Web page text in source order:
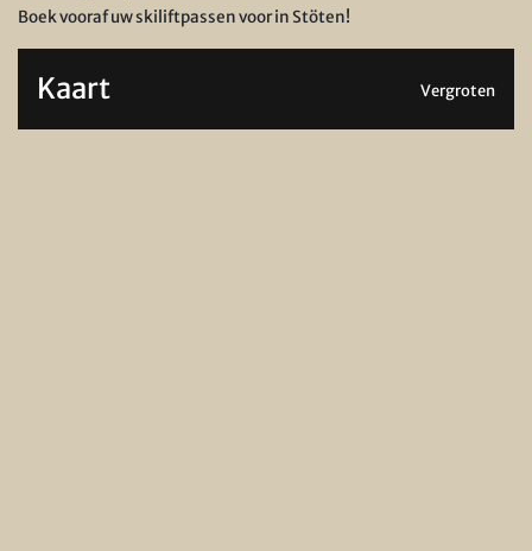
Boek vooraf uw skiliftpassen voor in Stöten!
Kaart Vergroten